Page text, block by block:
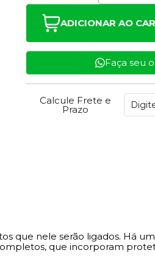
ADICIONAR AO
Faça seu
Calcule Frete e
Prazo
que nele serão ligados. Há
que incorporam